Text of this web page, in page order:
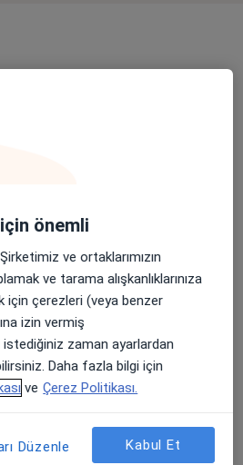
Blok
Yardımcı
Eğitimi
Sealant)
önemli
ve ortaklarımızın
ve tarama alışkanlıklarınıza
için çerezleri (veya benzer
izin vermiş
zaman ayarlardan
Daha fazla bilgi için
ve Çerez Politikası.
Düzenle Kabul Et